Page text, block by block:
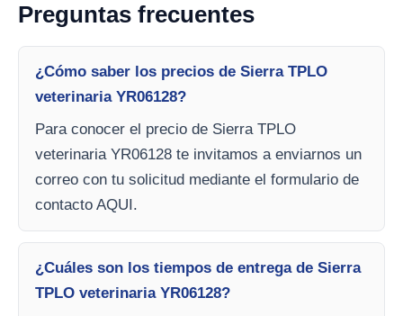
Preguntas frecuentes
¿Cómo saber los precios de Sierra TPLO
veterinaria YR06128?
Para conocer el precio de Sierra TPLO
veterinaria YR06128 te invitamos a enviarnos un
correo con tu solicitud mediante el formulario de
contacto AQUI.
¿Cuáles son los tiempos de entrega de Sierra
TPLO veterinaria YR06128?